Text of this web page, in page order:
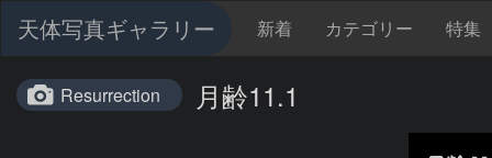
天体写真ギャラリー 新着 カテゴリー 特集
Resurrection 月齢11.1